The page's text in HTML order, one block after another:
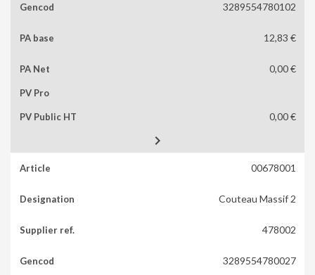
3289554780102
12,83 €
0,00 €
0,00 €

00678001
Couteau Massif 2
478002
3289554780027